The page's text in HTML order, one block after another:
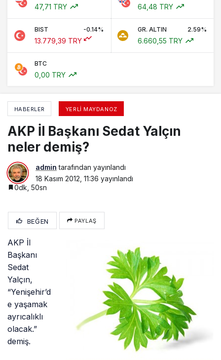
47,71 TRY 64,48 TRY
BIST -0.14%
13.779,39 TRY
GR. ALTIN 2.59%
6.660,55 TRY
BTC
0,00 TRY
HABERLER YERLI MAYDANOZ
AKP İl Başkanı Sedat Yalçın
neler demiş?
admin tarafından yayınlandı
18 Kasım 2012, 11:36 yayınlandı
0dk, 50sn
BEĞEN PAYLAŞ
AKP İl
Başkanı
Sedat
Yalçın,
“Yenişehir’d
e yaşamak
ayrıcalıklı
olacak.”
demiş.